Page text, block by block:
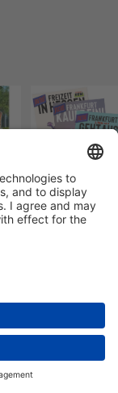
Impressum